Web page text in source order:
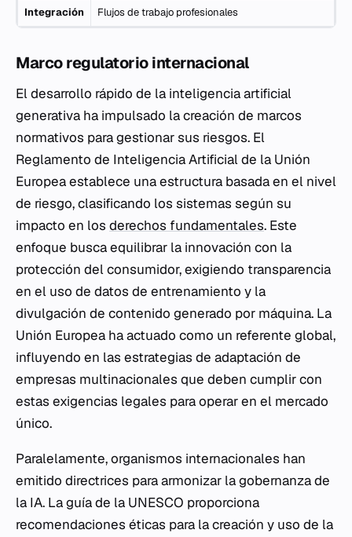
Integración Flujos de trabajo profesionales
Marco regulatorio internacional
El desarrollo rápido de la inteligencia artificial
generativa ha impulsado la creación de marcos
normativos para gestionar sus riesgos. El
Reglamento de Inteligencia Artificial de la Unión
Europea establece una estructura basada en el nivel
de riesgo, clasificando los sistemas según su
impacto en los derechos fundamentales. Este
enfoque busca equilibrar la innovación con la
protección del consumidor, exigiendo transparencia
en el uso de datos de entrenamiento y la
divulgación de contenido generado por máquina. La
Unión Europea ha actuado como un referente global,
influyendo en las estrategias de adaptación de
empresas multinacionales que deben cumplir con
estas exigencias legales para operar en el mercado
único.
Paralelamente, organismos internacionales han
emitido directrices para armonizar la gobernanza de
la IA. La guía de la UNESCO proporciona
recomendaciones éticas para la creación y uso de la